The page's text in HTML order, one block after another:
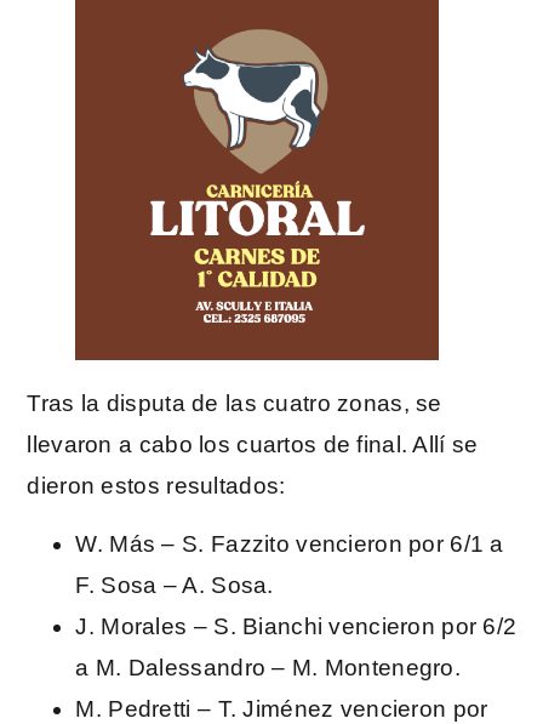
Tras la disputa de las cuatro zonas, se
llevaron a cabo los cuartos de final. Allí se
dieron estos resultados:
W. Más – S. Fazzito vencieron por 6/1 a
F. Sosa – A. Sosa.
J. Morales – S. Bianchi vencieron por 6/2
a M. Dalessandro – M. Montenegro.
M. Pedretti – T. Jiménez vencieron por